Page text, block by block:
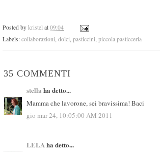
Posted by kristel at 09:04
Labels: collaborazioni, dolci, pasticcini, piccola pasticceria
35 COMMENTI
stella ha detto...
Mamma che lavorone, sei bravissima! Baci
gio mar 24, 10:05:00 AM 2011
LELAha detto...